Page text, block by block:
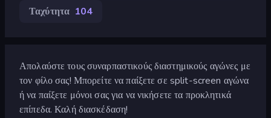
Ταχύτητα 104
Απολαύστε τους συναρπαστικούς διαστημικούς αγώνες με
τον φίλο σας! Μπορείτε να παίξετε σε split-screen αγώνα
ή να παίξετε μόνοι σας για να νικήσετε τα προκλητικά
επίπεδα. Καλή διασκέδαση!